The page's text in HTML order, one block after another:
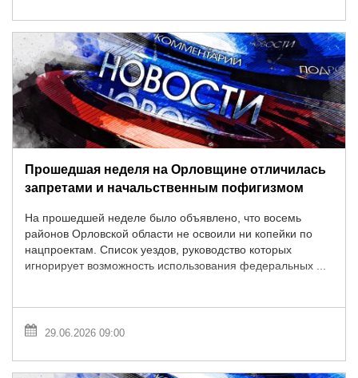
Прошедшая неделя на Орловщине отличилась
запретами и начальственным пофигизмом
На прошедшей неделе было объявлено, что восемь
районов Орловской области не освоили ни копейки по
нацпроектам. Список уездов, руководство которых
игнорирует возможность использования федеральных ...
29.06.2026 09:00